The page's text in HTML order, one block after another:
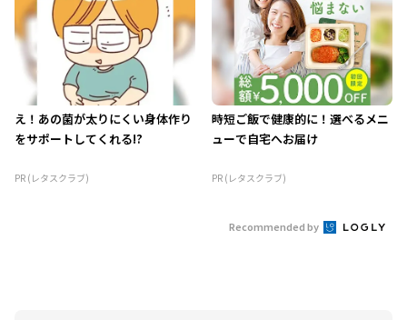
え！あの菌が太りにくい身体作り
をサポートしてくれる!?
PR (レタスクラブ)
時短ご飯で健康的に！選べるメニ
ューで自宅へお届け
PR (レタスクラブ)
Recommended by